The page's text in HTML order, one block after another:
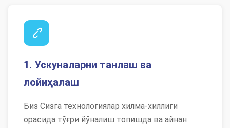
1. Ускуналарни танлаш ва
лойиҳалаш
Биз Сизга технологиялар хилма-хиллиги
орасида тўғри йўналиш топишда ва айнан